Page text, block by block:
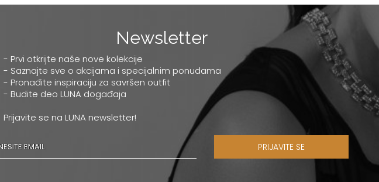
Newsletter
- Prvi otkrijte naše nove kolekcije
- Saznajte sve o akcijama i specijalnim ponudama
- Pronađite inspiraciju za savršen outfit
- Budite deo LUNA događaja
Prijavite se na LUNA newsletter!
PRIJAVITE SE